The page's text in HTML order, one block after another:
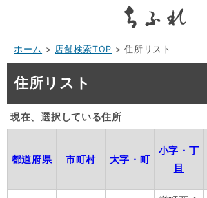
ホーム > 店舗検索TOP > 住所リスト
住所リスト
現在、選択している住所
都道府県 市町村 大字・町
小字・丁
目